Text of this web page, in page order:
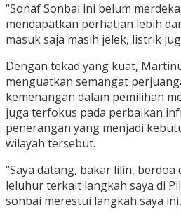
“Sonaf Sonbai ini belum
mendapatkan perhatian lebih
masuk saja masih jelek, listrik
Dengan tekad yang kuat,
menguatkan semangat
kemenangan dalam pemilihan
juga terfokus pada perbaikan
penerangan yang menjadi
wilayah tersebut.
“Saya datang, bakar lilin,
leluhur terkait langkah saya di
sonbai merestui langkah saya